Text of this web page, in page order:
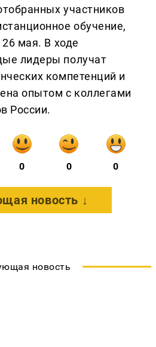
участников
обучение,
26 мая. В ходе
лидеры получат
компетенций и
опытом с коллегами
России.
0 0 0
новость ↓
новость